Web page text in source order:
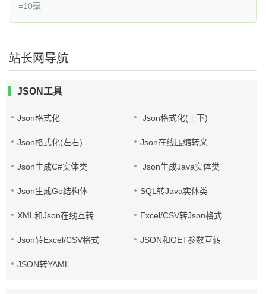
=10毫
站长网导航
JSON工具
Json格式化 Json格式化(上下)
Json格式化(左右) Json在线压缩转义
Json生成C#实体类 Json生成Java实体类
Json生成Go结构体 SQL转Java实体类
XML和Json在线互转 Excel/CSV转Json格式
Json转Excel/CSV格式 JSON和GET参数互转
JSON转YAML